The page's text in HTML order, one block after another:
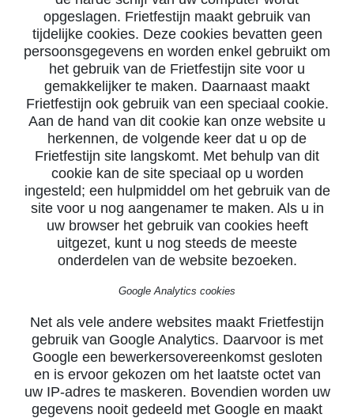
opgeslagen. Frietfestijn maakt gebruik van
tijdelijke cookies. Deze cookies bevatten geen
persoonsgegevens en worden enkel gebruikt om
het gebruik van de Frietfestijn site voor u
gemakkelijker te maken. Daarnaast maakt
Frietfestijn ook gebruik van een speciaal cookie.
Aan de hand van dit cookie kan onze website u
herkennen, de volgende keer dat u op de
Frietfestijn site langskomt. Met behulp van dit
cookie kan de site speciaal op u worden
ingesteld; een hulpmiddel om het gebruik van de
site voor u nog aangenamer te maken. Als u in
uw browser het gebruik van cookies heeft
uitgezet, kunt u nog steeds de meeste
onderdelen van de website bezoeken.
Google Analytics cookies
Net als vele andere websites maakt Frietfestijn
gebruik van Google Analytics. Daarvoor is met
Google een bewerkersovereenkomst gesloten
en is ervoor gekozen om het laatste octet van
uw IP-adres te maskeren. Bovendien worden uw
gegevens nooit gedeeld met Google en maakt